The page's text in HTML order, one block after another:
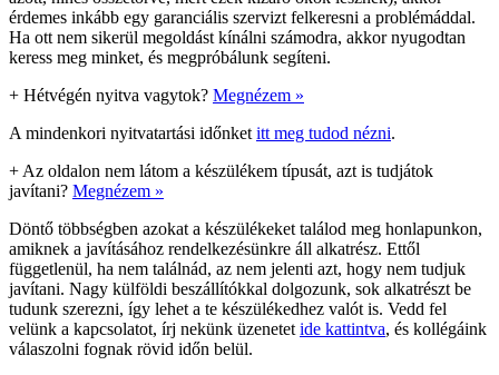
érdemes inkább egy garanciális szervizt felkeresni a problémáddal.
Ha ott nem sikerül megoldást kínálni számodra, akkor nyugodtan
keress meg minket, és megpróbálunk segíteni.
+ Hétvégén nyitva vagytok? Megnézem »
A mindenkori nyitvatartási időnket itt meg tudod nézni.
+ Az oldalon nem látom a készülékem típusát, azt is tudjátok
javítani? Megnézem »
Döntő többségben azokat a készülékeket találod meg honlapunkon,
amiknek a javításához rendelkezésünkre áll alkatrész. Ettől
függetlenül, ha nem találnád, az nem jelenti azt, hogy nem tudjuk
javítani. Nagy külföldi beszállítókkal dolgozunk, sok alkatrészt be
tudunk szerezni, így lehet a te készülékedhez valót is. Vedd fel
velünk a kapcsolatot, írj nekünk üzenetet ide kattintva, és kollégáink
válaszolni fognak rövid időn belül.